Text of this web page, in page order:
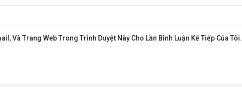
Và Trang Web Trong Trình Duyệt Này Cho Lần Bình Luận Kế Tiếp Của Tôi.